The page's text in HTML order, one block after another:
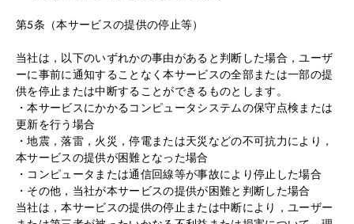
第5条（本サービスの提供の停止等）
当社は，以下のいずれかの事由があると判断した場合，ユーザ
ーに事前に通知することなく本サービスの全部または一部の提
供を停止または中断することができるものとします。
・本サービスにかかるコンピュータシステムの保守点検または
更新を行う場合
・地震，落雷，火災，停電または天災などの不可抗力により，
本サービスの提供が困難となった場合
・コンピュータまたは通信回線等が事故により停止した場合
・その他，当社が本サービスの提供が困難と判断した場合
当社は，本サービスの提供の停止または中断により，ユーザー